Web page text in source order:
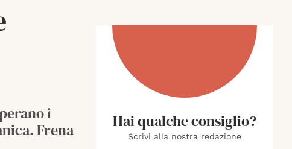
i
Frena
Hai qualche consiglio?
Scrivi alla nostra redazione